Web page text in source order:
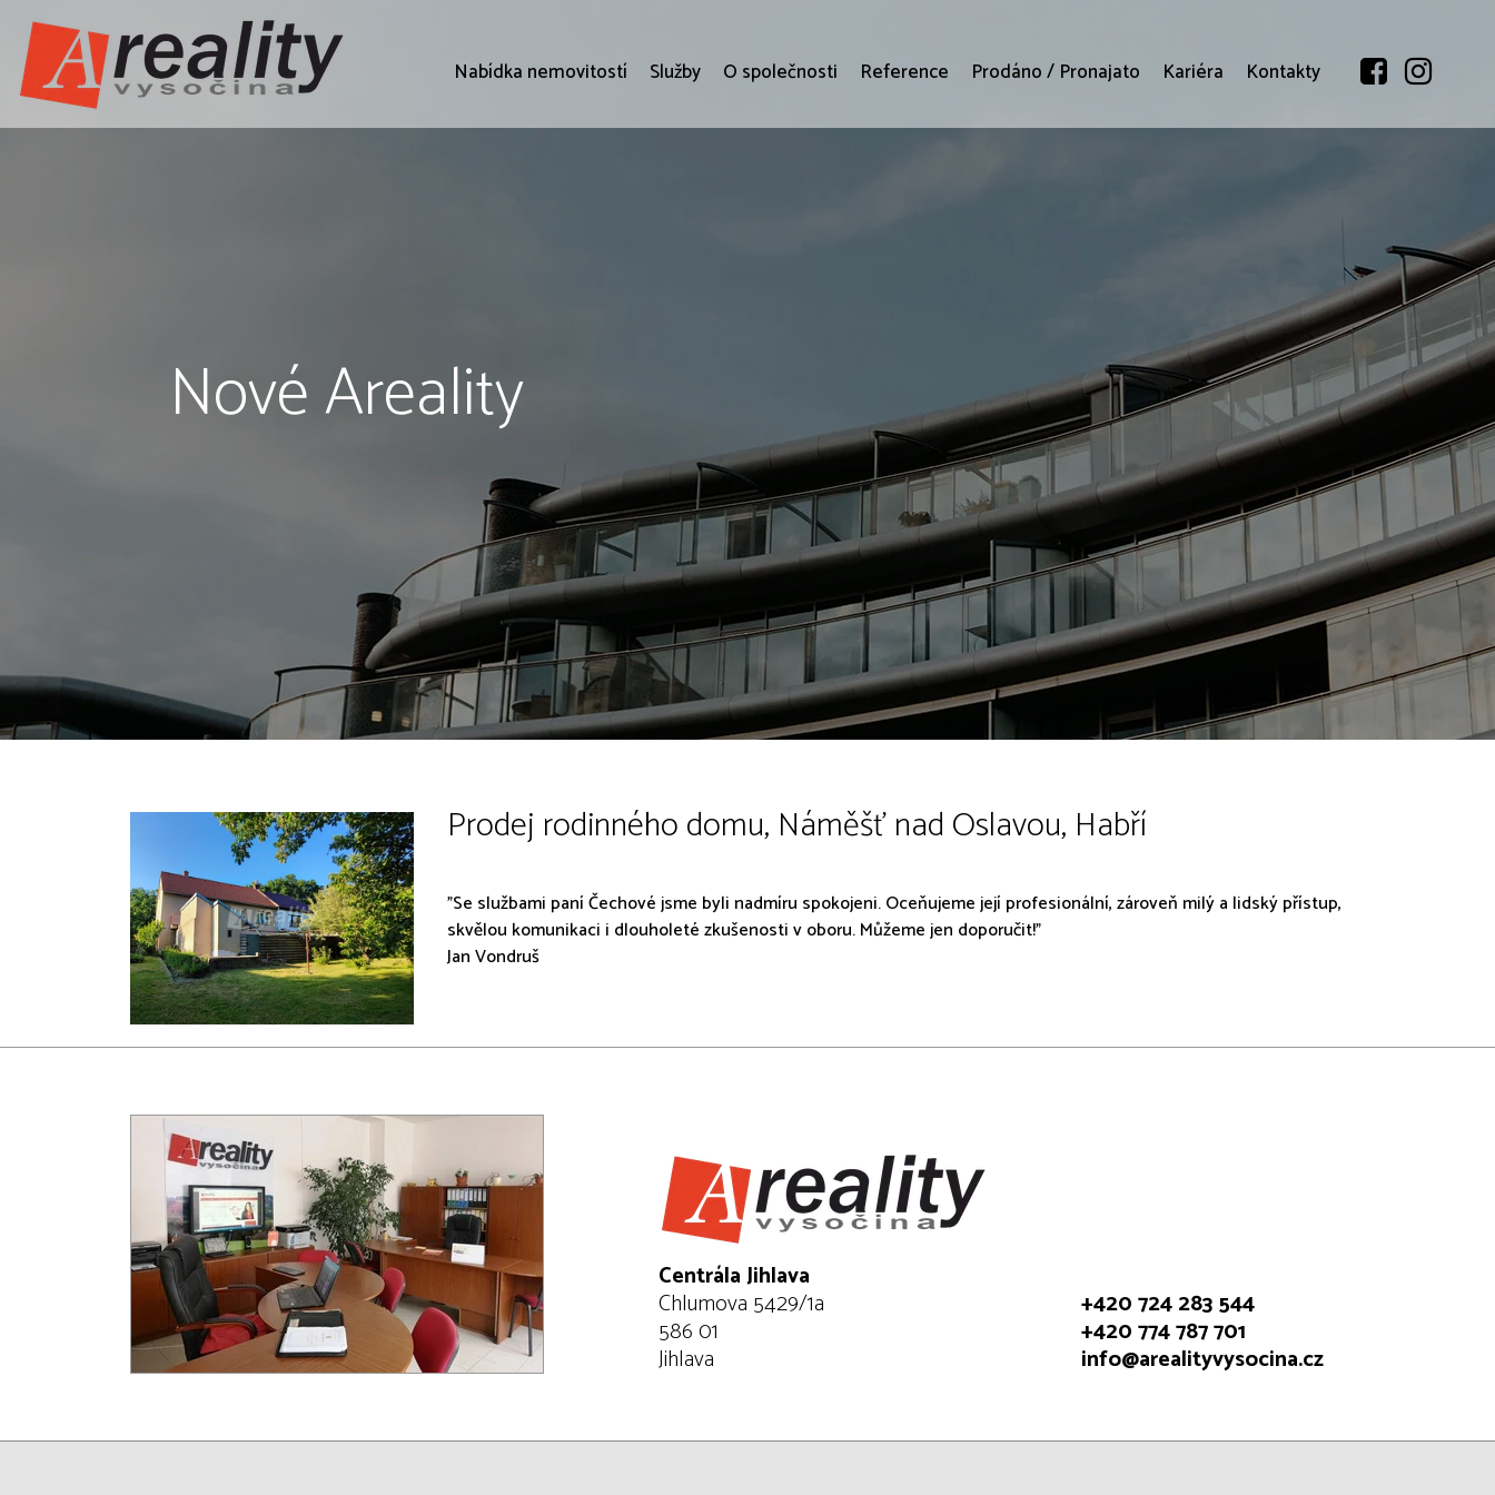
Nabídka nemovitostí Služby O společnosti Reference Prodáno / Pronajato Kariéra Kontakty
Nové Areality
Prodej rodinného domu, Náměšť nad Oslavou, Habří
"Se službami paní Čechové jsme byli nadmíru spokojeni. Oceňujeme její profesionální, zároveň milý a lidský přístup,
skvělou komunikaci i dlouholeté zkušenosti v oboru. Můžeme jen doporučit!"
Jan Vondruš
Centrála Jihlava
Chlumova 5429/1a
586 01
Jihlava
+420 724 283 544
+420 774 787 701
info@arealityvysocina.cz